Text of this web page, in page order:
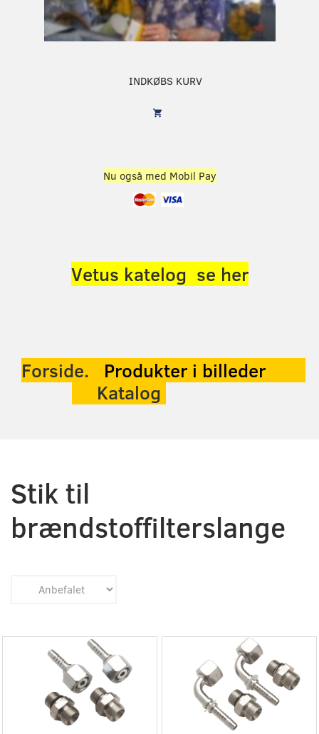
INDKØBS KURV
Nu også med Mobil Pay
Vetus katelog se her
Forside. Produkter i billeder
Katalog
Stik til
brændstoffilterslange